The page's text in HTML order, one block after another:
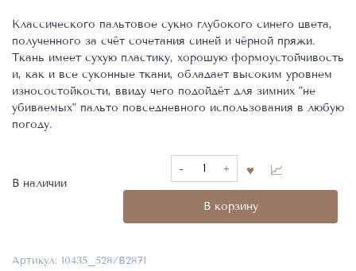
6116,10 ₽.
Классического пальтовое сукно глубокого синего цвета,
полученного за счёт сочетания синей и чёрной пряжи.
Ткань имеет сухую пластику, хорошую формоустойчивость
и, как и все суконные ткани, обладает высоким уровнем
износостойкости, ввиду чего подойдёт для зимних "не
убиваемых" пальто повседневного использования в любую
погоду.
В наличии
Количество
товара
В корзину
Артикул: 10435_528/B2871